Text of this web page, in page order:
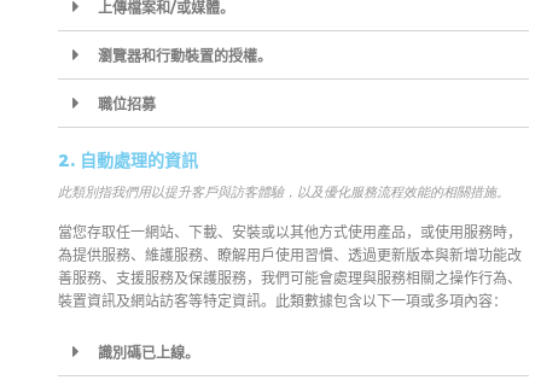
上傳檔案和/或媒體。
瀏覽器和行動裝置的授權。
職位招募
2. 自動處理的資訊
此類別指我們用以提升客戶與訪客體驗，以及優化服務流程效能的相關措施。
當您存取任一網站、下載、安裝或以其他方式使用產品，或使用服務時，
為提供服務、維護服務、瞭解用戶使用習慣、透過更新版本與新增功能改
善服務、支援服務及保護服務，我們可能會處理與服務相關之操作行為、
裝置資訊及網站訪客等特定資訊。此類數據包含以下一項或多項內容：
識別碼已上線。